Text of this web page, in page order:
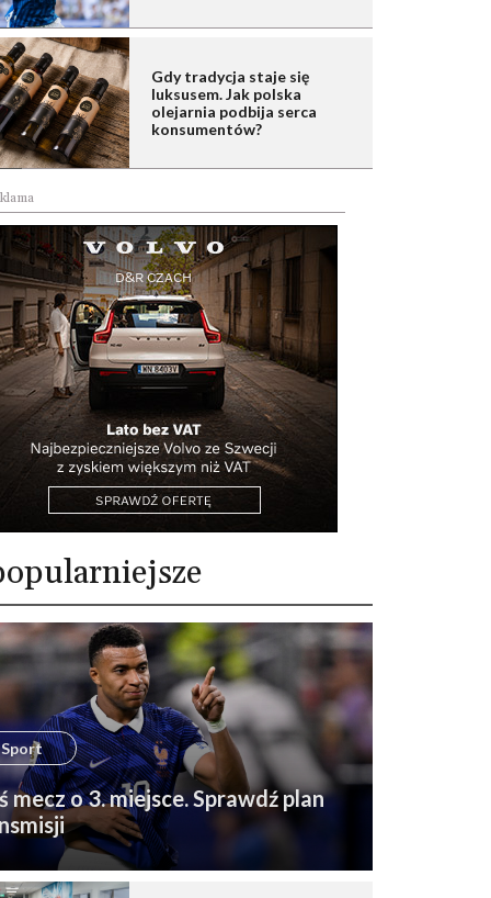
Gdy tradycja staje się
luksusem. Jak polska
olejarnia podbija serca
konsumentów?
Sport
mecz o 3. miejsce. Sprawdź plan